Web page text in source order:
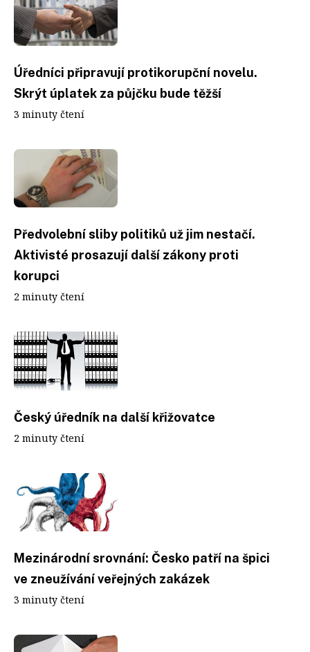
Úředníci připravují protikorupční novelu.
Skrýt úplatek za půjčku bude těžší
3 minuty čtení
Předvolební sliby politiků už jim nestačí.
Aktivisté prosazují další zákony proti
korupci
2 minuty čtení
Český úředník na další křižovatce
2 minuty čtení
Mezinárodní srovnání: Česko patří na špici
ve zneužívání veřejných zakázek
3 minuty čtení